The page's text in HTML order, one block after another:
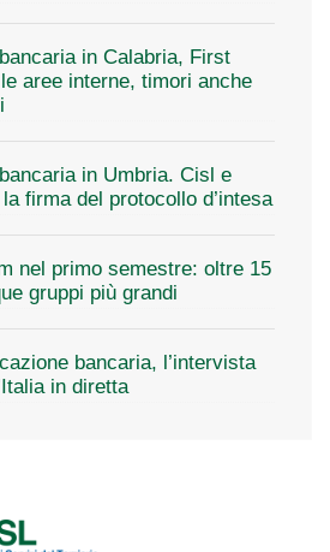
in Calabria, First
aree interne, timori anche
in Umbria. Cisl e
firma del protocollo d’intesa
nel primo semestre: oltre 15
gruppi più grandi
bancaria, l’intervista
in diretta